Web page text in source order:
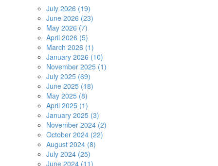
July 2026 (19)
June 2026 (23)
May 2026 (7)
April 2026 (5)
March 2026 (1)
January 2026 (10)
November 2025 (1)
July 2025 (69)
June 2025 (18)
May 2025 (8)
April 2025 (1)
January 2025 (3)
November 2024 (2)
October 2024 (22)
August 2024 (8)
July 2024 (25)
June 2024 (11)